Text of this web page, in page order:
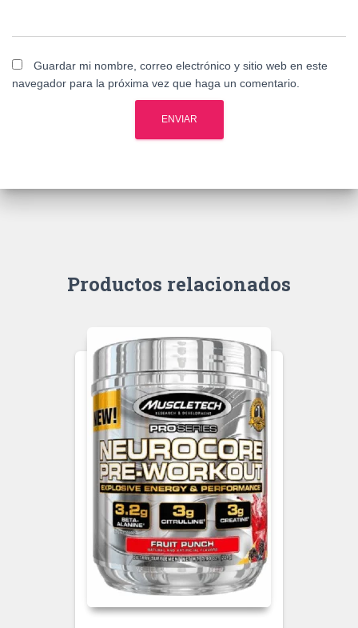
Guardar mi nombre, correo electrónico y sitio web en este
navegador para la próxima vez que haga un comentario.
Productos relacionados